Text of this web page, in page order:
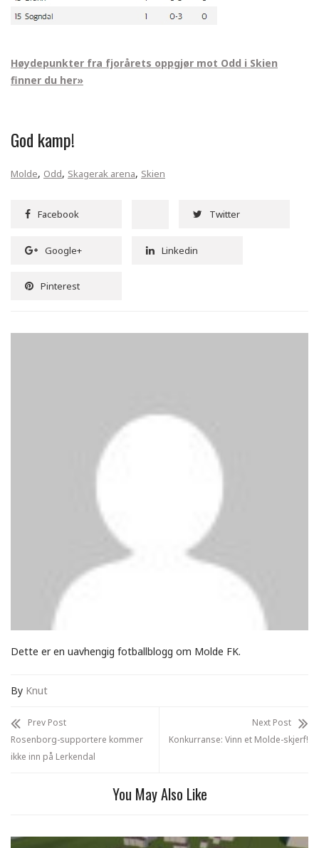
Høydepunkter fra fjorårets oppgjør mot Odd i Skien
finner du her»
God kamp!
Molde, Odd, Skagerak arena, Skien
Facebook Twitter
Google+ Linkedin
Pinterest
Dette er en uavhengig fotballblogg om Molde FK.
By Knut
Prev Post
Rosenborg-supportere kommer
ikke inn på Lerkendal
Next Post
Konkurranse: Vinn et Molde-skjerf!
You May Also Like